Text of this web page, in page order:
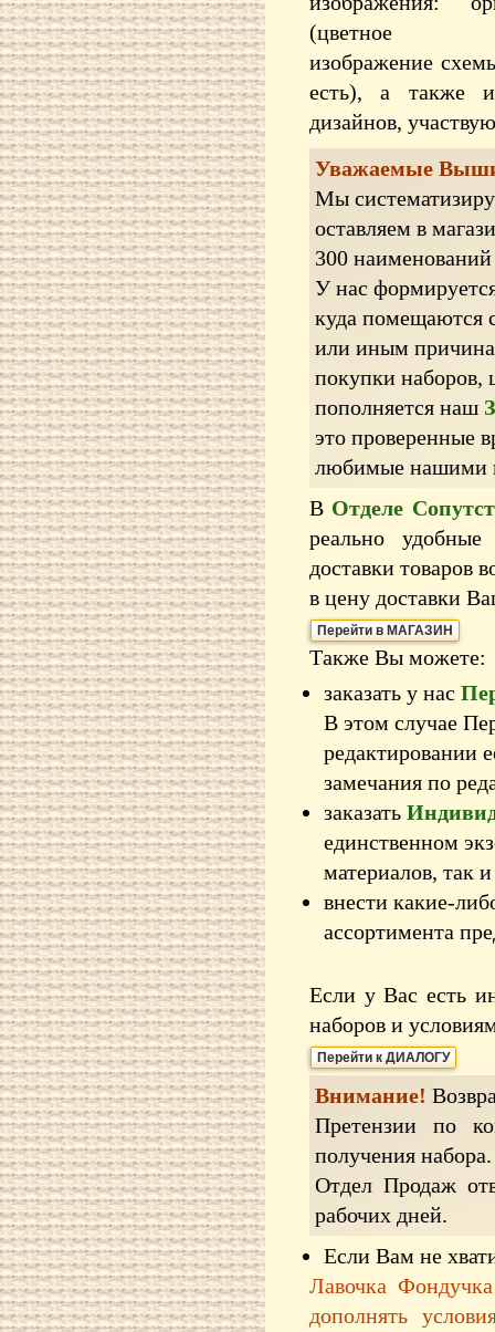
(цветное
изображение
есть), а также
дизайнов,
Уважаемые
Мы
оставляем в
300
У нас
куда помещаются
или иным
покупки
пополняется наш
это проверенные
любимые нашими
В Отделе
реально
доставки товаров
в цену доставки
Перейти в МАГАЗИН
Также Вы можете:
заказать у нас
В этом случае
редактировании
замечания по
заказать
единственном
материалов, так
внести какие-
ассортимента
Если у Вас есть
наборов и
Перейти к ДИАЛОГУ
Внимание!
Претензии по
получения набора.
Отдел Продаж
рабочих дней.
Если Вам не
Лавочка
дополнять